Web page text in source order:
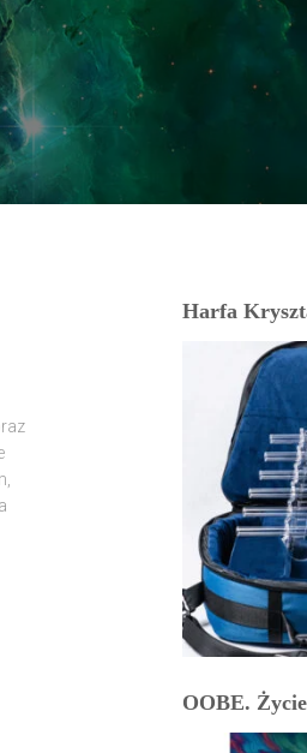
Harfa
OOBE.